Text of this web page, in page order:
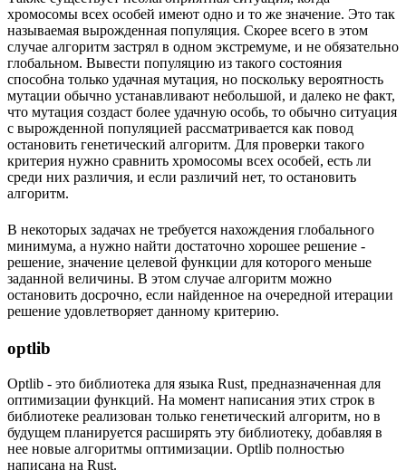
хромосомы всех особей имеют одно и то же значение. Это так
называемая вырожденная популяция. Скорее всего в этом
случае алгоритм застрял в одном экстремуме, и не обязательно
глобальном. Вывести популяцию из такого состояния
способна только удачная мутация, но поскольку вероятность
мутации обычно устанавливают небольшой, и далеко не факт,
что мутация создаст более удачную особь, то обычно ситуация
с вырожденной популяцией рассматривается как повод
остановить генетический алгоритм. Для проверки такого
критерия нужно сравнить хромосомы всех особей, есть ли
среди них различия, и если различий нет, то остановить
алгоритм.
В некоторых задачах не требуется нахождения глобального
минимума, а нужно найти достаточно хорошее решение -
решение, значение целевой функции для которого меньше
заданной величины. В этом случае алгоритм можно
остановить досрочно, если найденное на очередной итерации
решение удовлетворяет данному критерию.
optlib
Optlib - это библиотека для языка Rust, предназначенная для
оптимизации функций. На момент написания этих строк в
библиотеке реализован только генетический алгоритм, но в
будущем планируется расширять эту библиотеку, добавляя в
нее новые алгоритмы оптимизации. Optlib полностью
написана на Rust.